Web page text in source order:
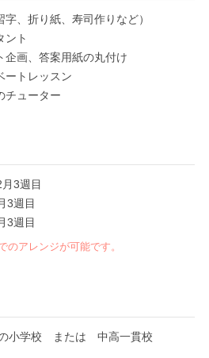
、折り紙、寿司作りなど）
ント
企画、答案用紙の丸付け
ートレッスン
チューター
3週目
3週目
3週目
アレンジが可能です。
の小学校 または 中高一貫校